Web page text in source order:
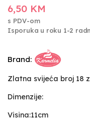
6,50 KM
s PDV-om
Isporuka u roku 1-2
Brand:
Zlatna svijeća broj 18
Dimenzije:
Visina:11cm